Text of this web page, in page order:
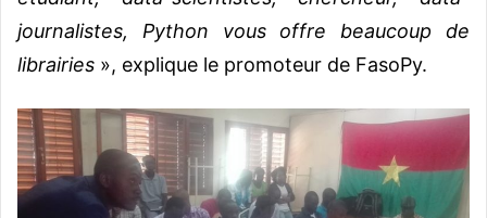
journalistes, Python vous offre beaucoup de
librairies », explique le promoteur de FasoPy.